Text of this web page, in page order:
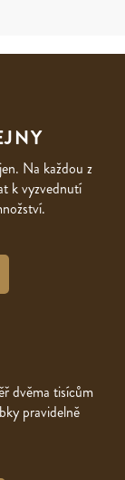
Na každou z
k vyzvednutí
dvěma tisícům
pravidelně